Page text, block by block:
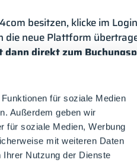
für soziale Medien
Außerdem geben wir
für soziale Medien, Werbung
mit weiteren Daten
Nutzung der Dienste
besitzen, klicke im
neue Plattform
dann direkt zum
deine Registrierung.
im
keinen Einladungscode